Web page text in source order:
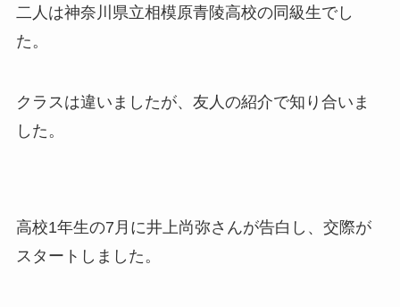
二人は神奈川県立相模原青陵高校の同級生でし
た。
クラスは違いましたが、友人の紹介で知り合いま
した。
高校1年生の7月に井上尚弥さんが告白し、交際が
スタートしました。